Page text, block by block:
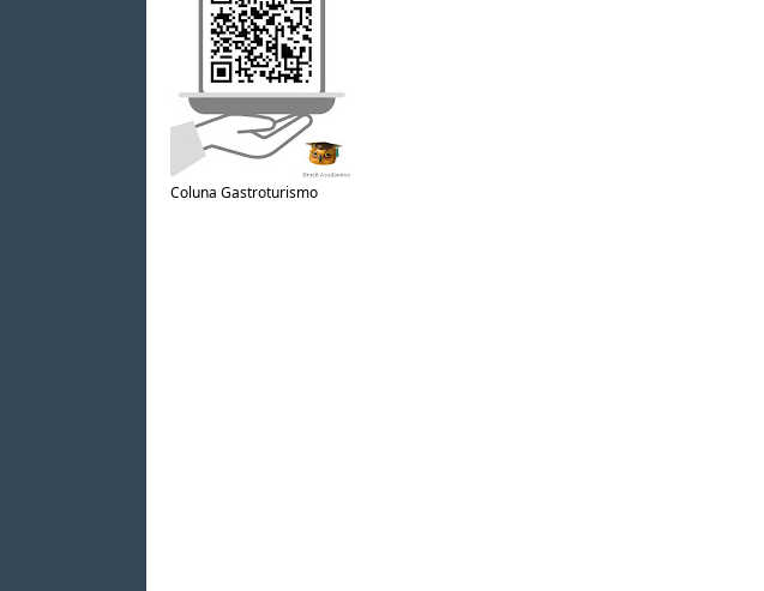
Coluna Gastroturismo